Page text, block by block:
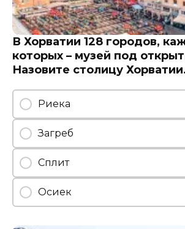
В Хорватии 128 городов,
которых – музей под
Назовите столицу
Риека
Загреб
Сплит
Осиек